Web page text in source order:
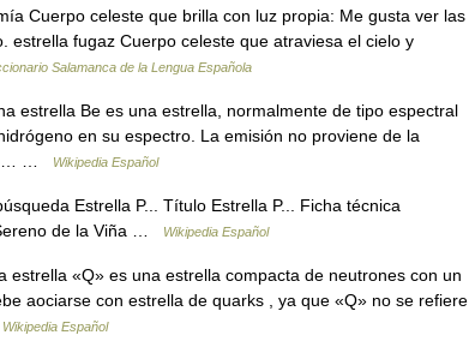
Cuerpo celeste que brilla con luz propia: Me gusta ver las
estrella fugaz Cuerpo celeste que atraviesa el cielo y
Salamanca de la Lengua Española
estrella Be es una estrella, normalmente de tipo espectral
en su espectro. La emisión no proviene de la
…
Wikipedia Español
Estrella P... Título Estrella P... Ficha técnica
de la Viña …
Wikipedia Español
«Q» es una estrella compacta de neutrones con un
aociarse con estrella de quarks , ya que «Q» no se refiere
Wikipedia Español